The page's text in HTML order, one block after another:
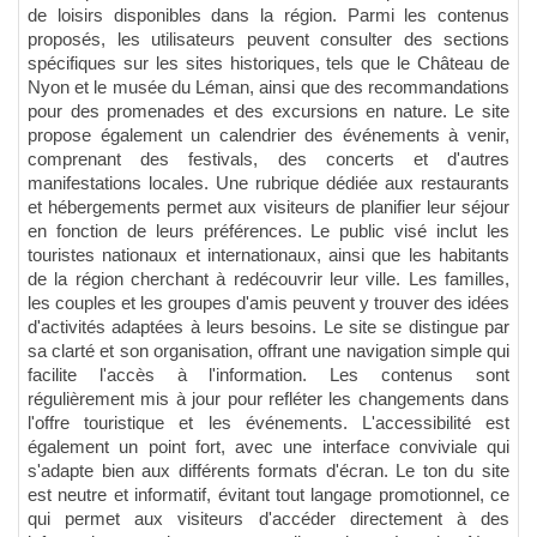
de loisirs disponibles dans la région. Parmi les contenus
proposés, les utilisateurs peuvent consulter des sections
spécifiques sur les sites historiques, tels que le Château de
Nyon et le musée du Léman, ainsi que des recommandations
pour des promenades et des excursions en nature. Le site
propose également un calendrier des événements à venir,
comprenant des festivals, des concerts et d'autres
manifestations locales. Une rubrique dédiée aux restaurants
et hébergements permet aux visiteurs de planifier leur séjour
en fonction de leurs préférences. Le public visé inclut les
touristes nationaux et internationaux, ainsi que les habitants
de la région cherchant à redécouvrir leur ville. Les familles,
les couples et les groupes d'amis peuvent y trouver des idées
d'activités adaptées à leurs besoins. Le site se distingue par
sa clarté et son organisation, offrant une navigation simple qui
facilite l'accès à l'information. Les contenus sont
régulièrement mis à jour pour refléter les changements dans
l'offre touristique et les événements. L'accessibilité est
également un point fort, avec une interface conviviale qui
s'adapte bien aux différents formats d'écran. Le ton du site
est neutre et informatif, évitant tout langage promotionnel, ce
qui permet aux visiteurs d'accéder directement à des